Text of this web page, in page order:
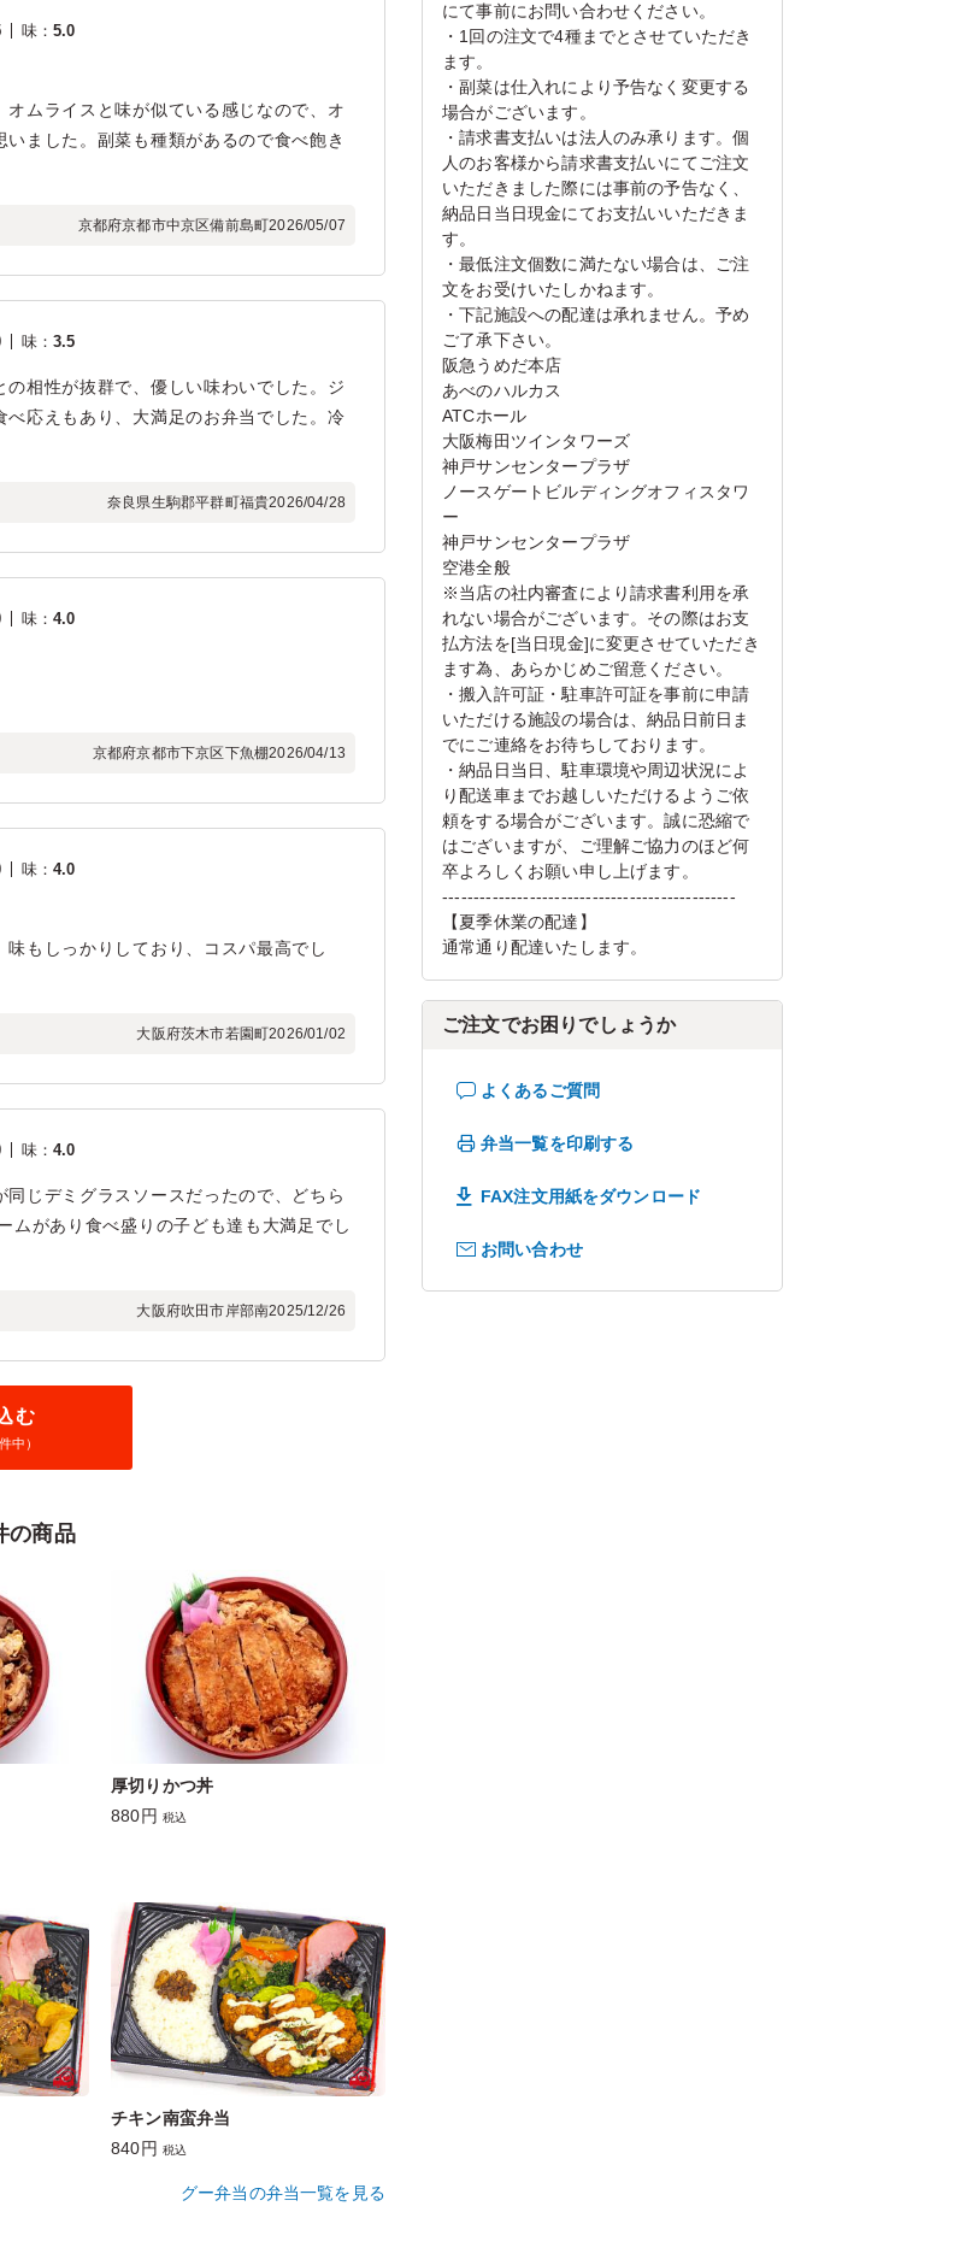
味：5.0
ムライスと味が似ている感じなので、オ
ました。副菜も種類があるので食べ飽き
京都府京都市中京区備前島町2026/05/07
味：3.5
相性が抜群で、優しい味わいでした。ジ
応えもあり、大満足のお弁当でした。冷
奈良県生駒郡平群町福貴2026/04/28
味：4.0
京都府京都市下京区下魚棚2026/04/13
味：4.0
もしっかりしており、コスパ最高でし
大阪府茨木市若園町2026/01/02
味：4.0
じデミグラスソースだったので、どちら
ムがあり食べ盛りの子ども達も大満足でし
大阪府吹田市岸部南2025/12/26
む
中）
の商品
厚切りかつ丼
880円 税込
チキン南蛮弁当
840円 税込
グー弁当の弁当一覧を見る
にて事前にお問い合わせください。
・1回の注文で4種までとさせていただき
ます。
・副菜は仕入れにより予告なく変更する
場合がございます。
・請求書支払いは法人のみ承ります。個
人のお客様から請求書支払いにてご注文
いただきました際には事前の予告なく、
納品日当日現金にてお支払いいただきま
す。
・最低注文個数に満たない場合は、ご注
文をお受けいたしかねます。
・下記施設への配達は承れません。予め
ご了承下さい。
阪急うめだ本店
あべのハルカス
ATCホール
大阪梅田ツインタワーズ
神戸サンセンタープラザ
ノースゲートビルディングオフィスタワ
ー
神戸サンセンタープラザ
空港全般
※当店の社内審査により請求書利用を承
れない場合がございます。その際はお支
払方法を[当日現金]に変更させていただき
ます為、あらかじめご留意ください。
・搬入許可証・駐車許可証を事前に申請
いただける施設の場合は、納品日前日ま
でにご連絡をお待ちしております。
・納品日当日、駐車環境や周辺状況によ
り配送車までお越しいただけるようご依
頼をする場合がございます。誠に恐縮で
はございますが、ご理解ご協力のほど何
卒よろしくお願い申し上げます。
-----------------------------------------------
【夏季休業の配達】
通常通り配達いたします。
ご注文でお困りでしょうか
よくあるご質問
弁当一覧を印刷する
FAX注文用紙をダウンロード
お問い合わせ